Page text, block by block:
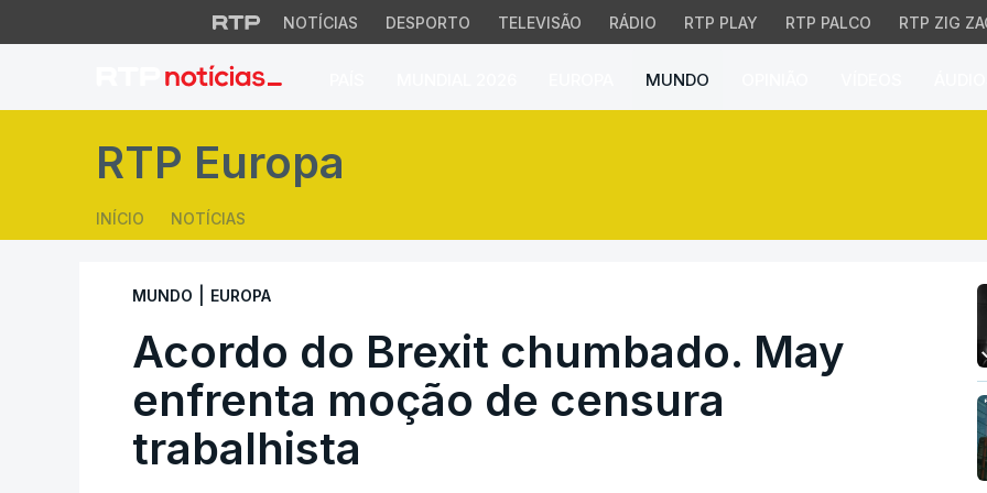
NOTÍCIAS DESPORTO TELEVISÃO RÁDIO RTP PLAY RTP PALCO RTP ZIG
MUNDO
Acordo do Brexit chumbado. May
RTP Europa
INÍCIO NOTÍCIAS
MUNDO EUROPA
Acordo do Brexit chumbado. May
enfrenta moção de censura
trabalhista